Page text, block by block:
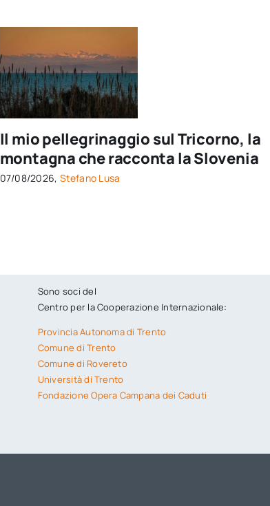
Il mio pellegrinaggio sul Tricorno, la
montagna che racconta la Slovenia
07/08/2026, Stefano Lusa
Sono soci del
Centro per la Cooperazione Internazionale:
Provincia Autonoma di Trento
Comune di Trento
Comune di Rovereto
Università di Trento
Fondazione Opera Campana dei Caduti